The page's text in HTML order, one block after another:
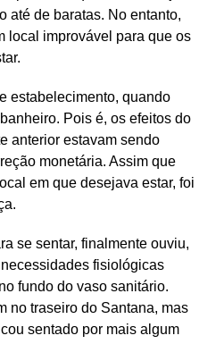
até de baratas. No entanto,
local improvável para que os
estabelecimento, quando
Pois é, os efeitos do
anterior estavam sendo
monetária. Assim que
em que desejava estar, foi
se sentar, finalmente ouviu,
fisiológicas
fundo do vaso sanitário.
no traseiro do Santana, mas
sentado por mais algum